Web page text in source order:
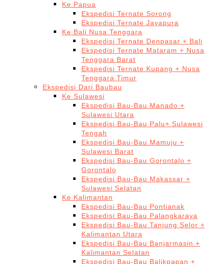
Ke Papua
Ekspedisi Ternate Sorong
Ekspedisi Ternate Jayapura
Ke Bali Nusa Tenggara
Ekspedisi Ternate Denpasar + Bali
Ekspedisi Ternate Mataram + Nusa
Tenggara Barat
Ekspedisi Ternate Kupang + Nusa
Tenggara Timur
Ekspedisi Dari Baubau
Ke Sulawesi
Ekspedisi Bau-Bau Manado +
Sulawesi Utara
Ekspedisi Bau-Bau Palu+ Sulawesi
Tengah
Ekspedisi Bau-Bau Mamuju +
Sulawesi Barat
Ekspedisi Bau-Bau Gorontalo +
Gorontalo
Ekspedisi Bau-Bau Makassar +
Sulawesi Selatan
Ke Kalimantan
Ekspedisi Bau-Bau Pontianak
Ekspedisi Bau-Bau Palangkaraya
Ekspedisi Bau-Bau Tanjung Selor +
Kalimantan Utara
Ekspedisi Bau-Bau Banjarmasin +
Kalimantan Selatan
Ekspedisi Bau-Bau Balikpapan +